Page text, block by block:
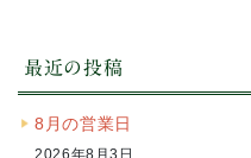
最近の投稿
8月の営業日
2026年8月3日